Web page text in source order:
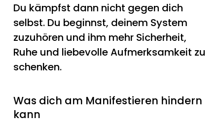
Du kämpfst dann nicht gegen dich
selbst. Du beginnst, deinem System
zuzuhören und ihm mehr Sicherheit,
Ruhe und liebevolle Aufmerksamkeit zu
schenken.
Was dich am Manifestieren hindern
kann